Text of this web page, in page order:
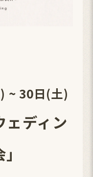
~ 30日(土)
ェディン
」